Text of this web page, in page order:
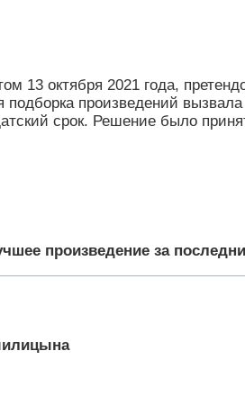
13 октября 2021 года,
произведений
срок. Решение было
произведение за